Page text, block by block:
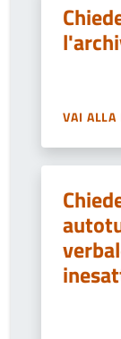
VAI ALLA